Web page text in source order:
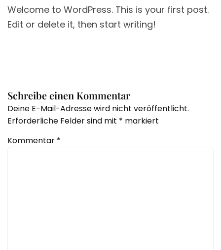
Welcome to WordPress. This is your first post.
Edit or delete it, then start writing!
Schreibe einen Kommentar
Deine E-Mail-Adresse wird nicht veröffentlicht.
Erforderliche Felder sind mit * markiert
Kommentar *